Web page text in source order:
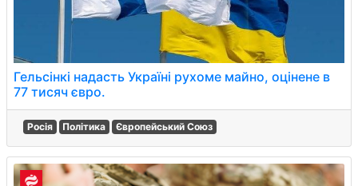
Гельсінкі надасть Україні рухоме майно, оцінене в
77 тисяч євро.
Росія Політика Європейський Союз